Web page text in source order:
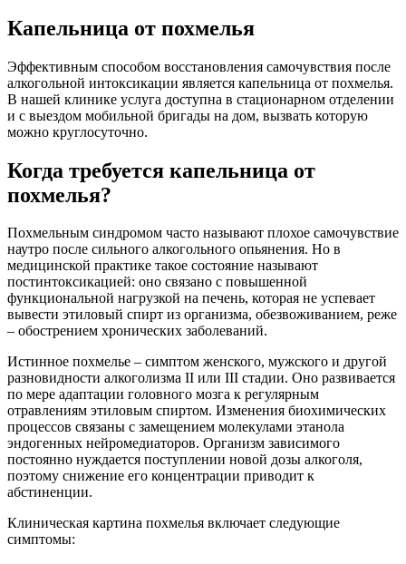
Капельница от похмелья
Эффективным способом восстановления самочувствия после
алкогольной интоксикации является капельница от похмелья.
В нашей клинике услуга доступна в стационарном отделении
и с выездом мобильной бригады на дом, вызвать которую
можно круглосуточно.
Когда требуется капельница от
похмелья?
Похмельным синдромом часто называют плохое самочувствие
наутро после сильного алкогольного опьянения. Но в
медицинской практике такое состояние называют
постинтоксикацией: оно связано с повышенной
функциональной нагрузкой на печень, которая не успевает
вывести этиловый спирт из организма, обезвоживанием, реже
– обострением хронических заболеваний.
Истинное похмелье – симптом женского, мужского и другой
разновидности алкоголизма II или III стадии. Оно развивается
по мере адаптации головного мозга к регулярным
отравлениям этиловым спиртом. Изменения биохимических
процессов связаны с замещением молекулами этанола
эндогенных нейромедиаторов. Организм зависимого
постоянно нуждается поступлении новой дозы алкоголя,
поэтому снижение его концентрации приводит к
абстиненции.
Клиническая картина похмелья включает следующие
симптомы: